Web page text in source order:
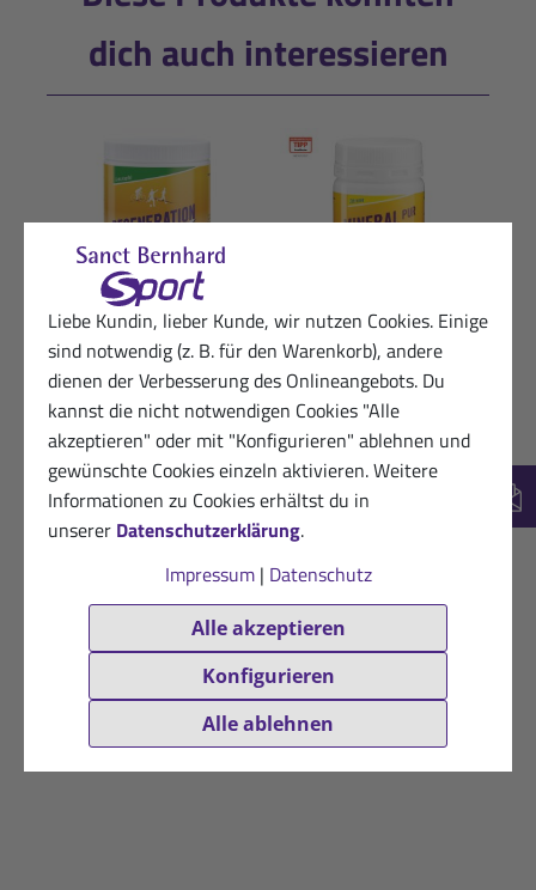
Liebe Kundin, lieber Kunde, wir nutzen Cookies. Einige
sind notwendig (z. B. für den Warenkorb), andere
dienen der Verbesserung des Onlineangebots. Du
kannst die nicht notwendigen Cookies "Alle
akzeptieren" oder mit "Konfigurieren" ablehnen und
gewünschte Cookies einzeln aktivieren. Weitere
Informationen zu Cookies erhältst du in
unserer Datenschutzerklärung.
Impressum| Datenschutz
Alle akzeptieren
Konfigurieren
Alle ablehnen
dich auch interessieren
Regeneration
Mineraldrink-
Premium
Granatapfel: 750-g-
Dose
16,50 €
(750g / 1 kg = 22,00 €)
inkl. MwSt. zzgl.
Versandkosten
Mineral-Pur-Drink
Zitrone: 100-g-Packung
9,50 €
(100g / 1 kg = 95,00 €)
inkl. MwSt. zzgl.
Versandkosten